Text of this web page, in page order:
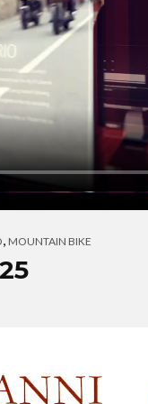
, MOUNTAIN BIKE